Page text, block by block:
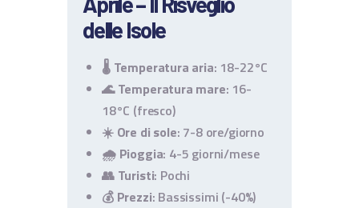
delle Isole
🌡️ Temperatura aria: 18-22°C
🌊Temperatura mare: 16-
18°C (fresco)
☀️ Ore di sole: 7-8 ore/giorno
🌧️ Pioggia: 4-5 giorni/mese
👥 Turisti: Pochi
💰 Prezzi: Bassissimi (-40%)